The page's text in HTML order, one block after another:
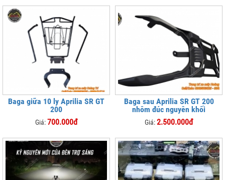
Baga giữa 10 ly Aprilia SR GT
200
Giá:700.000đ
Baga sau Aprilia SR GT 200
nhôm đúc nguyên khối
Giá:2.500.000đ